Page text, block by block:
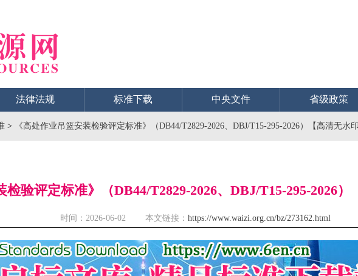
法律法规 标准下载 中央文件 省级政策
> 《高处作业吊篮安装检验评定标准》（DB44/T2829-2026、DBJ/T15-295-2026）【高清无水
检验评定标准》（DB44/T2829-2026、DBJ/T15-295-2026）
时间：2026-06-02 本文链接：https://www.waizi.org.cn/bz/273162.html